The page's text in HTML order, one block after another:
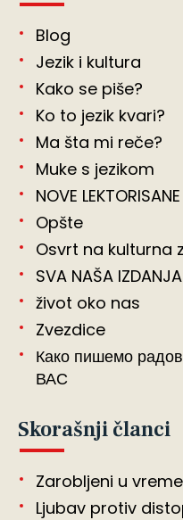
Blog
Jezik i kultura
Kako se piše?
Ko to jezik kvari?
Ma šta mi reče?
Muke s jezikom
NOVE
Opšte
Osvrt na kulturna
SVA NAŠA IZDANJA
život oko nas
Zvezdice
Како пишемо
ВАС
Skorašnji članci
Zarobljeni u
Ljubav protiv